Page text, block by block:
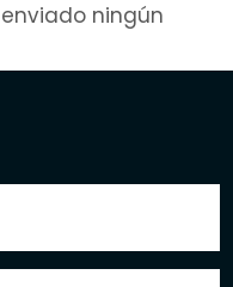
ningún